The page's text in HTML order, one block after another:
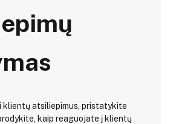
klientų atsiliepimus, pristatykite
kaip reaguojate į klientų